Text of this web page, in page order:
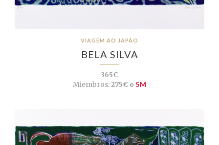
VIAGEM AO JAPÃO
BELA SILVA
365€
Miembros:275€ o 5M